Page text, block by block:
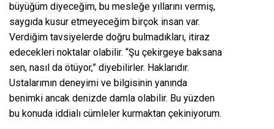
büyüğüm diyeceğim, bu mesleğe yıllarını vermiş,
saygıda kusur etmeyeceğim birçok insan var.
Verdiğim tavsiyelerde doğru bulmadıkları, itiraz
edecekleri noktalar olabilir. “Şu çekirgeye baksana
sen, nasıl da ötüyor,” diyebilirler. Haklarıdır.
Ustalarımın deneyimi ve bilgisinin yanında
benimki ancak denizde damla olabilir. Bu yüzden
bu konuda iddialı cümleler kurmaktan çekiniyorum.